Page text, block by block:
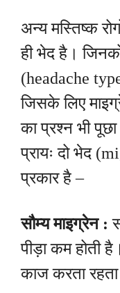
अन्य मस्तिष्क
ही भेद है।
(headache
जिसके लिए
का प्रश्न भी
प्रायः दो भेद
प्रकार है –
सौम्य माइग्रेन :
पीड़ा कम होती
काज करता